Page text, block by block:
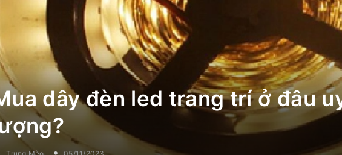
dây đèn led trang trí ở đâu